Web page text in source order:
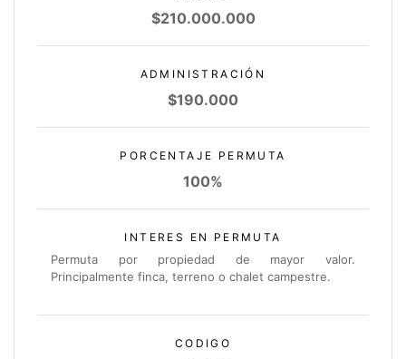
$210.000.000
ADMINISTRACIÓN
$190.000
PORCENTAJE PERMUTA
100%
INTERES EN PERMUTA
Permuta por propiedad de mayor valor.
Principalmente finca, terreno o chalet campestre.
CODIGO